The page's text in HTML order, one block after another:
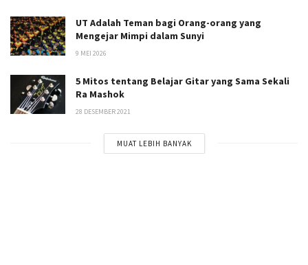
UT Adalah Teman bagi Orang-orang yang
Mengejar Mimpi dalam Sunyi
9 MEI 2026
5 Mitos tentang Belajar Gitar yang Sama Sekali
Ra Mashok
28 DESEMBER 2021
MUAT LEBIH BANYAK